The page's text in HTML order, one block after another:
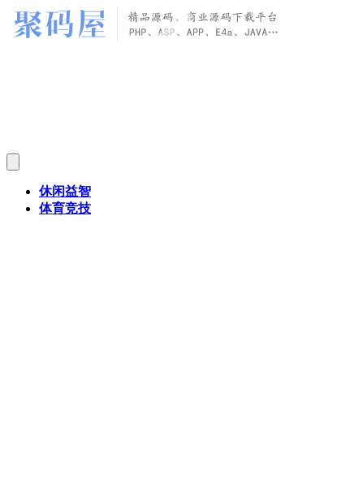
休闲益智
体育竞技